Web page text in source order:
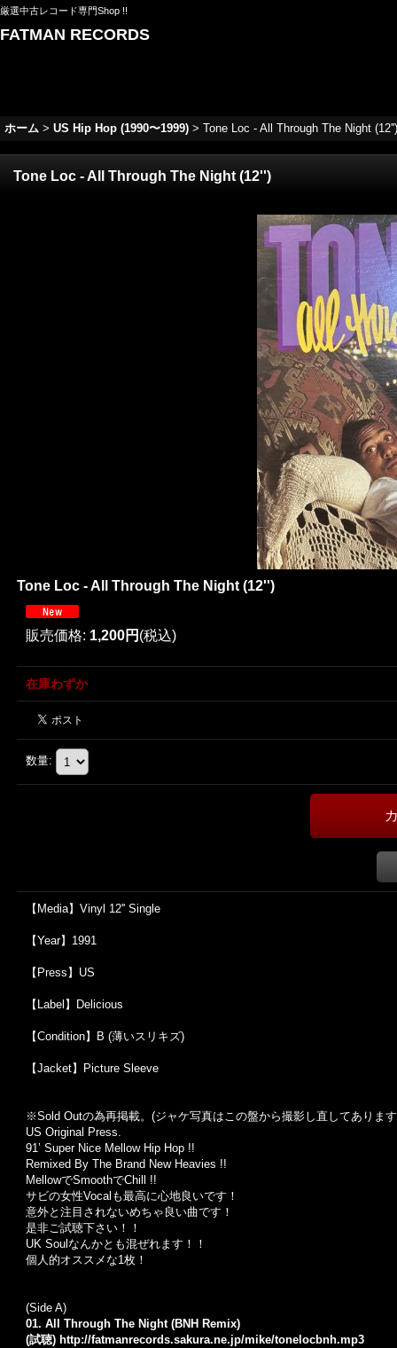
厳選中古レコード専門Shop !!
FATMAN RECORDS
ホーム > US Hip Hop (1990〜1999) > Tone Loc - All Through The Night (12'')
Tone Loc - All Through The Night (12'')
Tone Loc - All Through The Night (12'')
販売価格: 1,200円 (税込)
在庫わずか
数量:
【Media】Vinyl 12'' Single
【Year】1991
【Press】US
【Label】Delicious
【Condition】B (薄いスリキズ)
【Jacket】Picture Sleeve
※Sold Outの為再掲載。 (ジャケ写真はこの盤から撮影し直してありま
US Original Press.
91’ Super Nice Mellow Hip Hop !!
Remixed By The Brand New Heavies !!
MellowでSmoothでChill !!
サビの女性Vocalも最高に心地良いです！
意外と注目されないめちゃ良い曲です！
是非ご試聴下さい！！
UK Soulなんかとも混ぜれます！！
個人的オススメな1枚！
(Side A)
01. All Through The Night (BNH Remix)
(試聴) http://fatmanrecords.sakura.ne.jp/mike/tonelocbnh.mp3